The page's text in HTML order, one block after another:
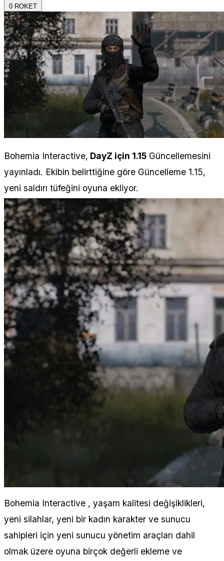
0 ROKET
Bohemia Interactive, DayZ için 1.15 Güncellemesini
yayınladı. Ekibin belirttiğine göre Güncelleme 1.15,
yeni saldırı tüfeğini oyuna ekliyor.
Bohemia Interactive , yaşam kalitesi değişiklikleri,
yeni silahlar, yeni bir kadın karakter ve sunucu
sahipleri için yeni sunucu yönetim araçları dahil
olmak üzere oyuna birçok değerli ekleme ve